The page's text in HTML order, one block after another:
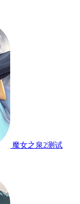
魔女之泉2测试